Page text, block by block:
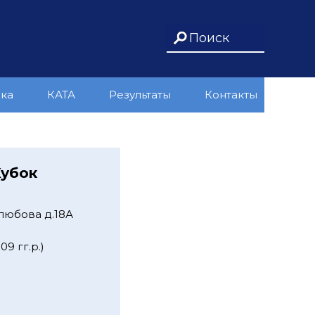
КАТА Результаты Контакты
д.18А
гг.р.)